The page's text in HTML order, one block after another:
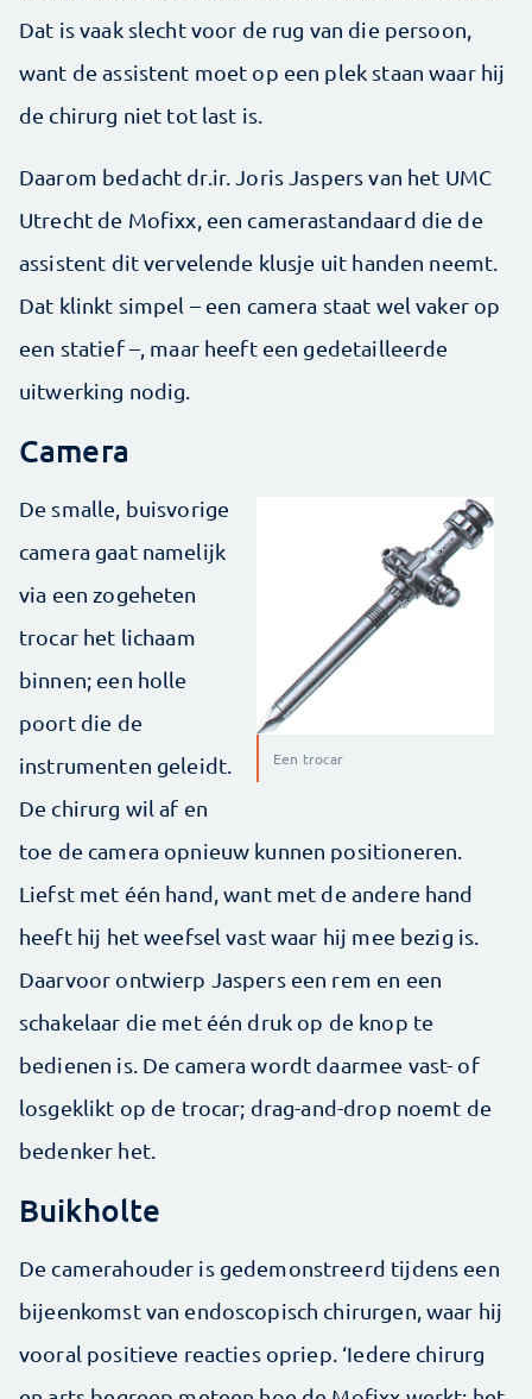
Dat is vaak slecht voor de rug van die persoon,
want de assistent moet op een plek staan waar hij
de chirurg niet tot last is.
Daarom bedacht dr.ir. Joris Jaspers van het UMC
Utrecht de Mofixx, een camerastandaard die de
assistent dit vervelende klusje uit handen neemt.
Dat klinkt simpel – een camera staat wel vaker op
een statief –, maar heeft een gedetailleerde
uitwerking nodig.
Camera
Een trocar
De smalle, buisvorige
camera gaat namelijk
via een zogeheten
trocar het lichaam
binnen; een holle
poort die de
instrumenten geleidt.
De chirurg wil af en
toe de camera opnieuw kunnen positioneren.
Liefst met één hand, want met de andere hand
heeft hij het weefsel vast waar hij mee bezig is.
Daarvoor ontwierp Jaspers een rem en een
schakelaar die met één druk op de knop te
bedienen is. De camera wordt daarmee vast- of
losgeklikt op de trocar; drag-and-drop noemt de
bedenker het.
Buikholte
De camerahouder is gedemonstreerd tijdens een
bijeenkomst van endoscopisch chirurgen, waar hij
vooral positieve reacties opriep. ‘Iedere chirurg